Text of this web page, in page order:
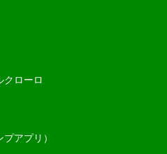
クローロ
アプリ）